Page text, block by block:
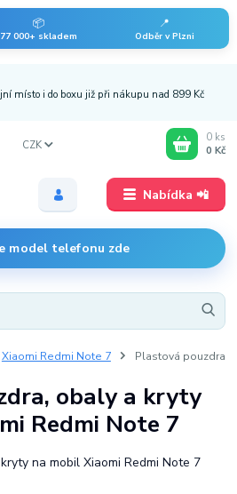
📦
77 000+ skladem
📍
Odběr v Plzni
Nabídka 📲
místo i do boxu již při nákupu nad 899 Kč
model telefonu zde
CZK
0 ks
0 Kč
Xiaomi Redmi Note 7 Plastová pouzdra
obaly a kryty
Redmi Note 7
na mobil Xiaomi Redmi Note 7